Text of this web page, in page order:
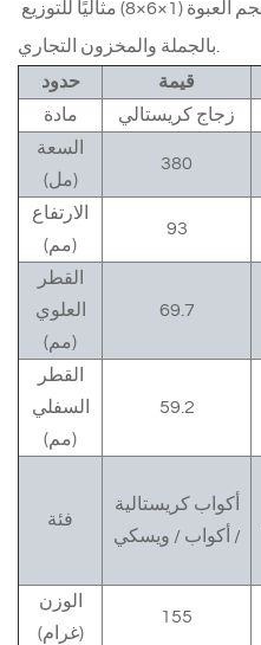
بالجملة والمخزون التجاري.
حدود
قيمة
مادة
زجاج كريستالي
السعة
(مل)
380
الارتفاع
(مم)
93
القطر
العلوي
(مم)
69.7
القطر
السفلي
(مم)
59.2
فئة
أكواب كريستالية
/ أكواب / ويسكي
الوزن
(غرام)
155